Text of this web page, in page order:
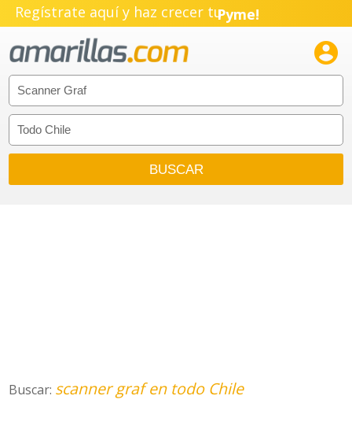
Regístrate aquí y haz crecer tuPyme!
Emprendimiento!

Buscar: scanner graf en todo Chile